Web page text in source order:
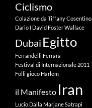
Ciclismo
Colazione da TiffanyCosentino
Dario I David Foster Wallace
Dubai Egitto
Ferrandelli Ferrara
Festival di Internazionale 2011
Folli gioco Harlem
il Manifesto Iran
Lucio Dalla Marjane Satrapi